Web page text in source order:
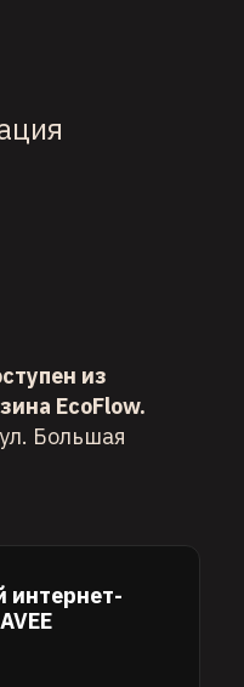
из
EcoFlow.
Большая
интернет-